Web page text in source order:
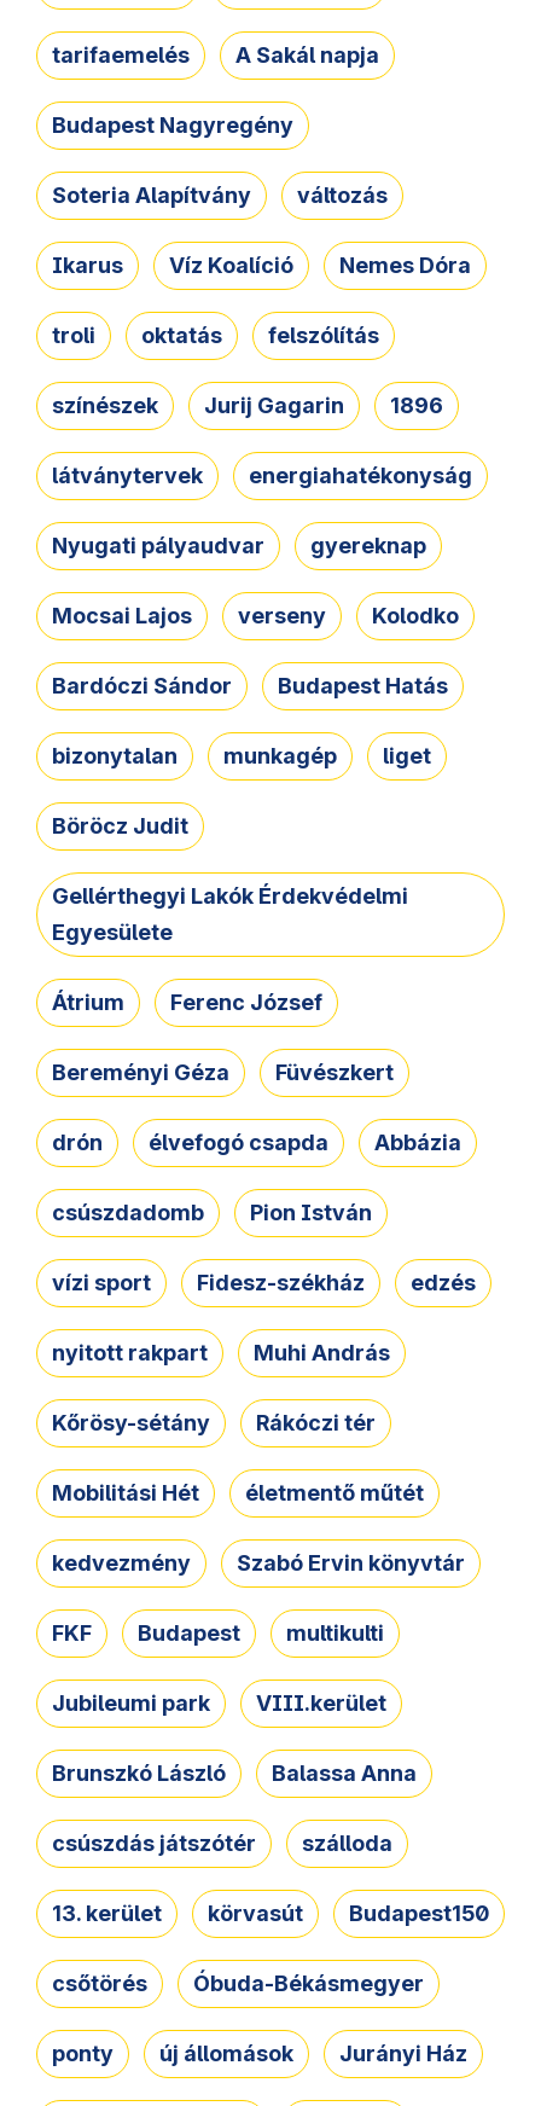
tarifaemelés A Sakál napja
Budapest Nagyregény
Soteria Alapítvány változás
Ikarus Víz Koalíció Nemes Dóra
troli oktatás felszólítás
színészek Jurij Gagarin 1896
látványtervek energiahatékonyság
Nyugati pályaudvar gyereknap
Mocsai Lajos verseny Kolodko
Bardóczi Sándor Budapest Hatás
bizonytalan munkagép liget
Böröcz Judit
Gellérthegyi Lakók Érdekvédelmi
Egyesülete
Átrium Ferenc József
Bereményi Géza Füvészkert
drón élvefogó csapda Abbázia
csúszdadomb Pion István
vízi sport Fidesz-székház edzés
nyitott rakpart Muhi András
Kőrösy-sétány Rákóczi tér
Mobilitási Hét életmentő műtét
kedvezmény Szabó Ervin könyvtár
FKF Budapest multikulti
Jubileumi park VIII.kerület
Brunszkó László Balassa Anna
csúszdás játszótér szálloda
13. kerület körvasút Budapest150
csőtörés Óbuda-Békásmegyer
ponty új állomások Jurányi Ház